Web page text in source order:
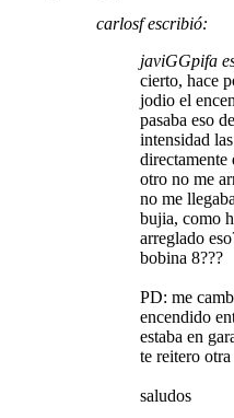
carlosf escribió:
javiGGpifa
cierto, hace
jodio el
pasaba eso
intensidad
directamente
otro no me
no me
bujia, como
arreglado
bobina 8???
PD: me
encendido
estaba en
te reitero
saludos